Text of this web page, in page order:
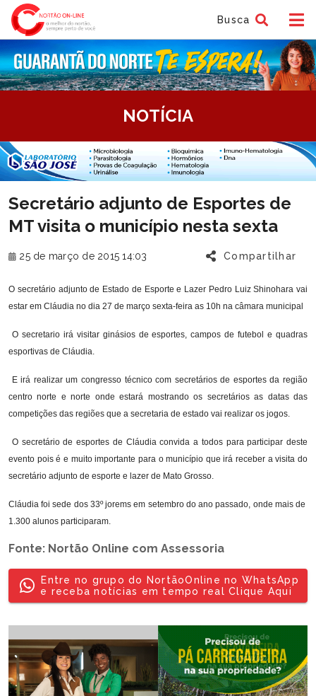
Busca
NOTÍCIA
Secretário adjunto de Esportes de
MT visita o município nesta sexta
25 de março de 2015 14:03 Compartilhar
O secretário adjunto de Estado de Esporte e Lazer Pedro Luiz Shinohara vai
estar em Cláudia no dia 27 de março sexta-feira as 10h na câmara municipal
O secretario irá visitar ginásios de esportes, campos de futebol e quadras
esportivas de Cláudia.
E irá realizar um congresso técnico com secretários de esportes da região
centro norte e norte onde estará mostrando os secretários as datas das
competições das regiões que a secretaria de estado vai realizar os jogos.
O secretário de esportes de Cláudia convida a todos para participar deste
evento pois é e muito importante para o município que irá receber a visita do
secretário adjunto de esporte e lazer de Mato Grosso.
Cláudia foi sede dos 33º jorems em setembro do ano passado, onde mais de
1.300 alunos participaram.
Fonte: Nortão Online com Assessoria
Entre no grupo do NortãoOnline no WhatsApp
e receba notícias em tempo real Clique Aqui